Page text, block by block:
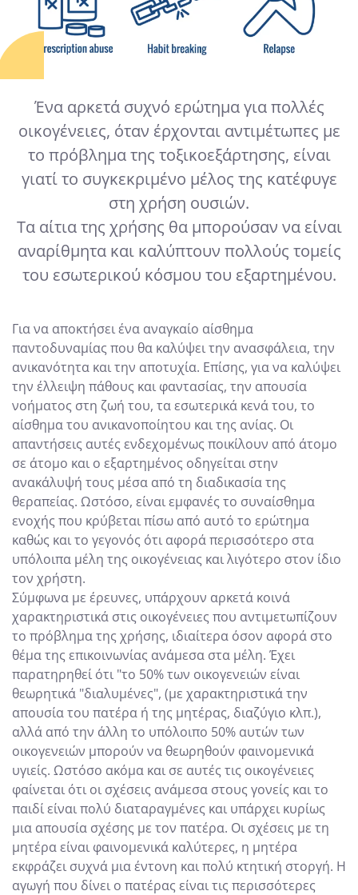
Ένα αρκετά συχνό ερώτημα για πολλές
οικογένειες, όταν έρχονται αντιμέτωπες με
το πρόβλημα της τοξικοεξάρτησης, είναι
γιατί το συγκεκριμένο μέλος της κατέφυγε
στη χρήση ουσιών.
Τα αίτια της χρήσης θα μπορούσαν να είναι
αναρίθμητα και καλύπτουν πολλούς τομείς
του εσωτερικού κόσμου του εξαρτημένου.
Για να αποκτήσει ένα αναγκαίο αίσθημα
παντοδυναμίας που θα καλύψει την ανασφάλεια, την
ανικανότητα και την αποτυχία. Επίσης, για να καλύψει
την έλλειψη πάθους και φαντασίας, την απουσία
νοήματος στη ζωή του, τα εσωτερικά κενά του, το
αίσθημα του ανικανοποίητου και της ανίας. Οι
απαντήσεις αυτές ενδεχομένως ποικίλουν από άτομο
σε άτομο και ο εξαρτημένος οδηγείται στην
ανακάλυψή τους μέσα από τη διαδικασία της
θεραπείας. Ωστόσο, είναι εμφανές το συναίσθημα
ενοχής που κρύβεται πίσω από αυτό το ερώτημα
καθώς και το γεγονός ότι αφορά περισσότερο στα
υπόλοιπα μέλη της οικογένειας και λιγότερο στον ίδιο
τον χρήστη.
Σύμφωνα με έρευνες, υπάρχουν αρκετά κοινά
χαρακτηριστικά στις οικογένειες που αντιμετωπίζουν
το πρόβλημα της χρήσης, ιδιαίτερα όσον αφορά στο
θέμα της επικοινωνίας ανάμεσα στα μέλη. Έχει
παρατηρηθεί ότι "το 50% των οικογενειών είναι
θεωρητικά "διαλυμένες", (με χαρακτηριστικά την
απουσία του πατέρα ή της μητέρας, διαζύγιο κλπ.),
αλλά από την άλλη το υπόλοιπο 50% αυτών των
οικογενειών μπορούν να θεωρηθούν φαινομενικά
υγιείς. Ωστόσο ακόμα και σε αυτές τις οικογένειες
φαίνεται ότι οι σχέσεις ανάμεσα στους γονείς και το
παιδί είναι πολύ διαταραγμένες και υπάρχει κυρίως
μια απουσία σχέσης με τον πατέρα. Οι σχέσεις με τη
μητέρα είναι φαινομενικά καλύτερες, η μητέρα
εκφράζει συχνά μια έντονη και πολύ κτητική στοργή. Η
αγωγή που δίνει ο πατέρας είναι τις περισσότερες